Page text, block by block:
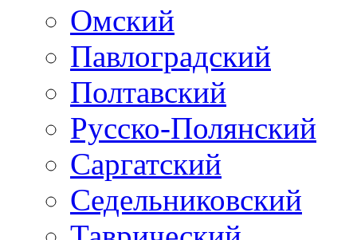
Омский
Павлоградский
Полтавский
Русско-Полянский
Саргатский
Седельниковский